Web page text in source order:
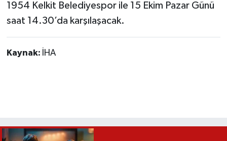
1954 Kelkit Belediyespor ile 15 Ekim Pazar Günü
saat 14.30’da karşılaşacak.
Kaynak: İHA